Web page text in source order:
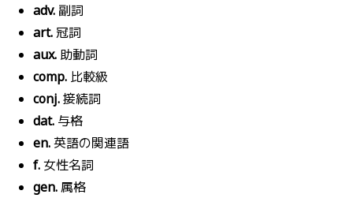
adv. 副詞
art. 冠詞
aux. 助動詞
comp. 比較級
conj.接続詞
dat. 与格
en.英語の関連語
f.女性名詞
gen.属格